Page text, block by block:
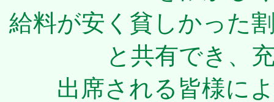
給料が安く貧しかった
と共有でき、
出席される皆様に